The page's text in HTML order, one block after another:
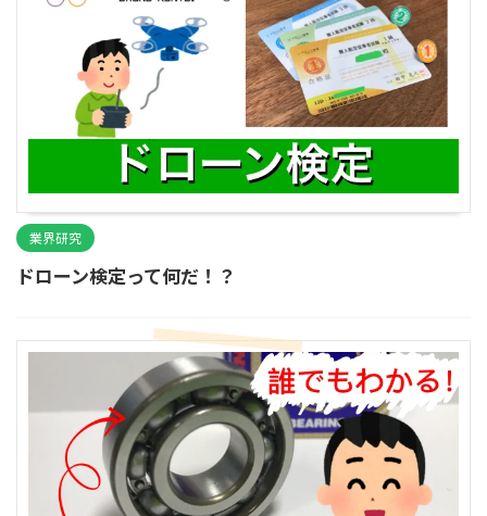
業界研究
ドローン検定って何だ！？